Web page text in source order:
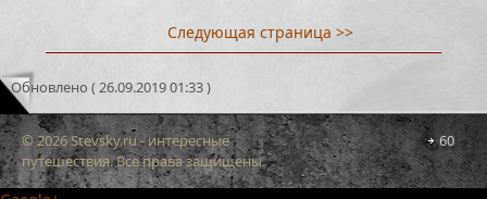
Следующая страница >>
Обновлено ( 26.09.2019 01:33 )
60
© 2026 Stevsky.ru - интересные
путешествия. Все права защищены.